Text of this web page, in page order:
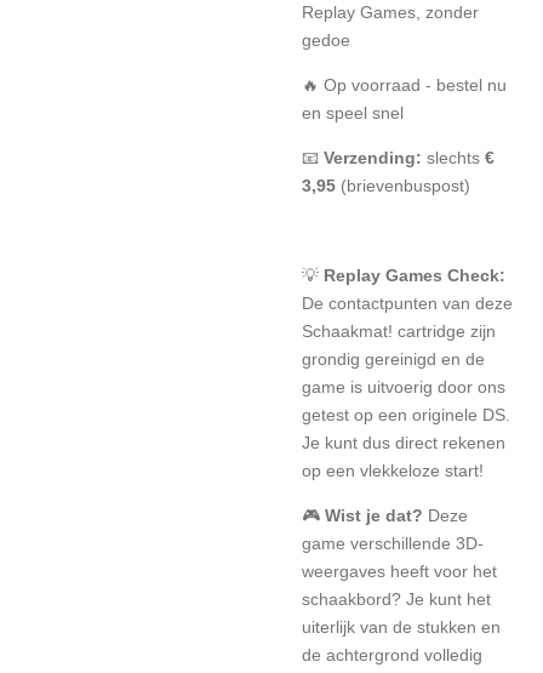
Replay Games, zonder
gedoe
🔥 Op voorraad - bestel nu
en speel snel
📧 Verzending: slechts €
3,95 (brievenbuspost)
💡 Replay Games Check:
De contactpunten van deze
Schaakmat! cartridge zijn
grondig gereinigd en de
game is uitvoerig door ons
getest op een originele DS.
Je kunt dus direct rekenen
op een vlekkeloze start!
🎮 Wist je dat? Deze
game verschillende 3D-
weergaves heeft voor het
schaakbord? Je kunt het
uiterlijk van de stukken en
de achtergrond volledig